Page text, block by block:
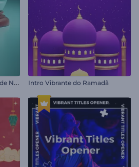
A
bertura Mágica do Globo de Neve Intro Vibrante do Ramadã